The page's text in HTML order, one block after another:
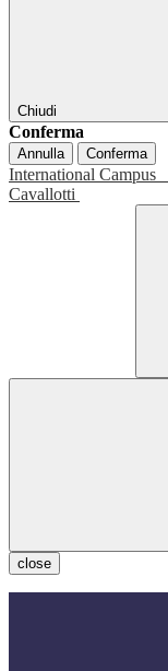
Chiudi
Conferma
Annulla Conferma
International Campus
Cavallotti
close